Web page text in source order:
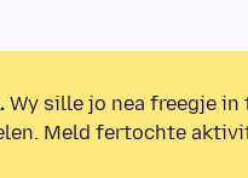
Wy sille jo nea freegje
Meld fertochte